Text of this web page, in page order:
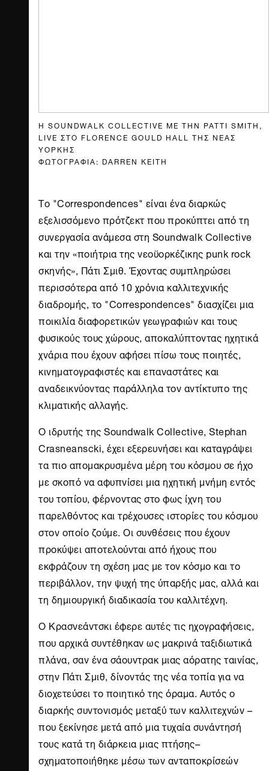
ΦΩΤΟΓΡΑΦΙΑ: DARREN KEITH
Η SOUNDWALK COLLECTIVE ΜΕ ΤΗΝ PATTI SMITH,
LIVE ΣΤΟ FLORENCE GOULD HALL ΤΗΣ ΝΕΑΣ
ΥΟΡΚΗΣ
Το "Correspondences" είναι ένα διαρκώς
εξελισσόμενο πρότζεκτ που προκύπτει από τη
συνεργασία ανάμεσα στη Soundwalk Collective
και την «ποιήτρια της νεοϋορκέζικης punk rock
σκηνής», Πάτι Σμιθ. Έχοντας συμπληρώσει
περισσότερα από 10 χρόνια καλλιτεχνικής
διαδρομής, το "Correspondences" διασχίζει μια
ποικιλία διαφορετικών γεωγραφιών και τους
φυσικούς τους χώρους, αποκαλύπτοντας ηχητικά
χνάρια που έχουν αφήσει πίσω τους ποιητές,
κινηματογραφιστές και επαναστάτες και
αναδεικνύοντας παράλληλα τον αντίκτυπο της
κλιματικής αλλαγής.
Ο ιδρυτής της Soundwalk Collective, Stephan
Crasneanscki, έχει εξερευνήσει και καταγράψει
τα πιο απομακρυσμένα μέρη του κόσμου σε ήχο
με σκοπό να αφυπνίσει μια ηχητική μνήμη εντός
του τοπίου, φέρνοντας στο φως ίχνη του
παρελθόντος και τρέχουσες ιστορίες του κόσμου
στον οποίο ζούμε. Οι συνθέσεις που έχουν
προκύψει αποτελούνται από ήχους που
εκφράζουν τη σχέση μας με τον κόσμο και το
περιβάλλον, την ψυχή της ύπαρξής μας, αλλά και
τη δημιουργική διαδικασία του καλλιτέχνη.
Ο Κρασνεάντσκι έφερε αυτές τις ηχογραφήσεις,
που αρχικά συντέθηκαν ως μακρινά ταξιδιωτικά
πλάνα, σαν ένα σάουντρακ μιας αόρατης ταινίας,
στην Πάτι Σμιθ, δίνοντάς της νέα τοπία για να
διοχετεύσει το ποιητικό της όραμα. Αυτός ο
διαρκής συντονισμός μεταξύ των καλλιτεχνών –
που ξεκίνησε μετά από μια τυχαία συνάντησή
τους κατά τη διάρκεια μιας πτήσης–
σχηματοποιήθηκε μέσω των ανταποκρίσεών